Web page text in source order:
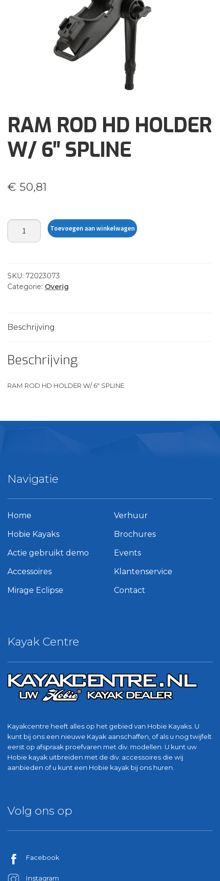
Klantenservice
RAM ROD HD HOLDER
W/ 6″ SPLINE
€ 50,81
RAM
ROD
W/
6"
Toevoegen aan winkelwagen
SKU: 72023073
Categorie: Overig
Beschrijving
Beschrijving
RAM ROD HD HOLDER W/ 6″ SPLINE
Kayak Centre
Kayakcentre heeft alles op het gebied van Hobie Kayaks. U
kunt bij ons een nieuwe Kayak aanschaffen, of als u nog twijfelt
eerst op afspraak proefvaren met div. modellen. U kunt uw
Hobie kayak uitbreiden met de div. accessoires die wij
aanbieden of u kunt een Hobie kayak bij ons huren.
Navigatie
Home
Hobie Kayaks
Actie gebruikt demo
Accessoires
Mirage Eclipse
Verhuur
Brochures
Events
Klantenservice
Contact
Volg ons op
Facebook
Instagram